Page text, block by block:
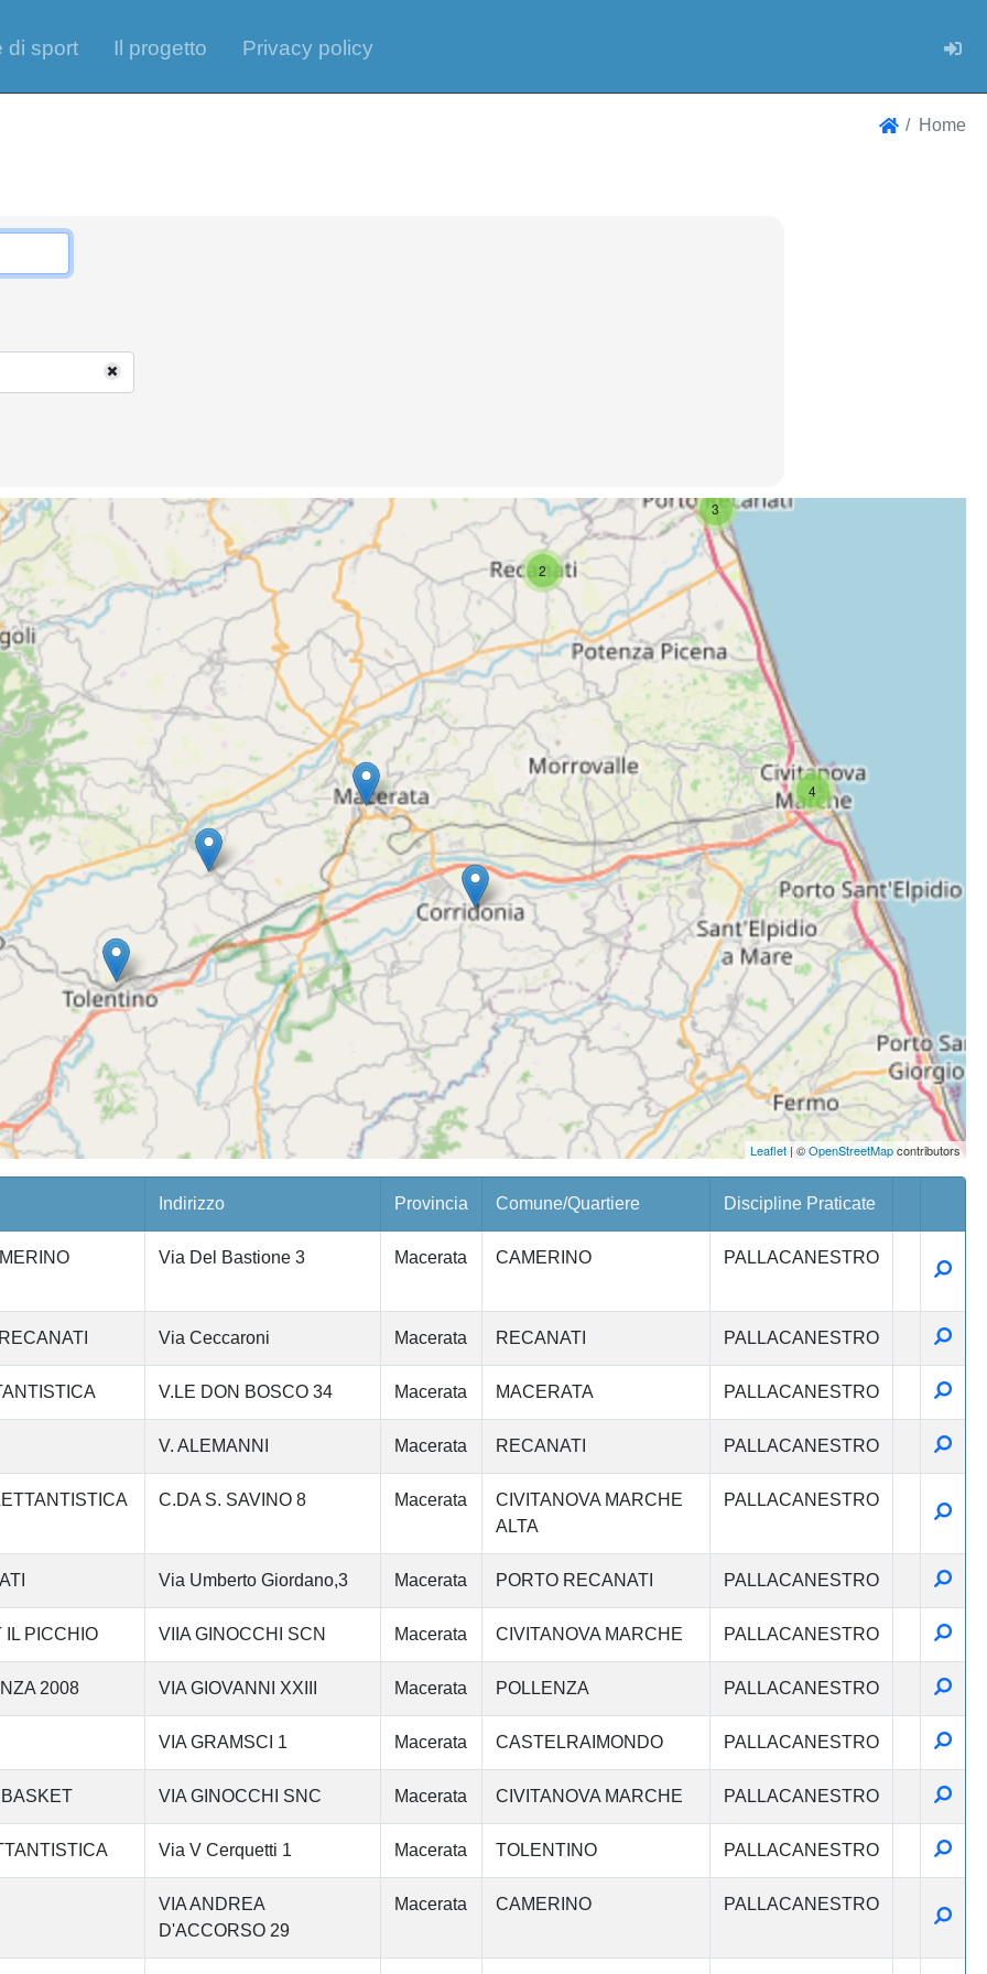
di sport Il progetto Privacy policy
Home
3
4
2
Leaflet| ©OpenStreetMapcontributors
Indirizzo Provincia Comune/Quartiere Discipline Praticate
Via Del Bastione 3 Macerata CAMERINO PALLACANESTRO
Via Ceccaroni Macerata RECANATI PALLACANESTRO
V.LE DON BOSCO 34 Macerata MACERATA PALLACANESTRO
V. ALEMANNI Macerata RECANATI PALLACANESTRO
C.DA S. SAVINO 8 Macerata
CIVITANOVA MARCHE
ALTA
PALLACANESTRO
Via Umberto Giordano,3 Macerata PORTO RECANATI PALLACANESTRO
PICCHIO VIIA GINOCCHI SCN Macerata CIVITANOVA MARCHE PALLACANESTRO
2008 VIA GIOVANNI XXIII Macerata POLLENZA PALLACANESTRO
VIA GRAMSCI 1 Macerata CASTELRAIMONDO PALLACANESTRO
VIA GINOCCHI SNC Macerata CIVITANOVA MARCHE PALLACANESTRO
Via V Cerquetti 1 Macerata TOLENTINO PALLACANESTRO
VIA ANDREA
D'ACCORSO 29
Macerata CAMERINO PALLACANESTRO